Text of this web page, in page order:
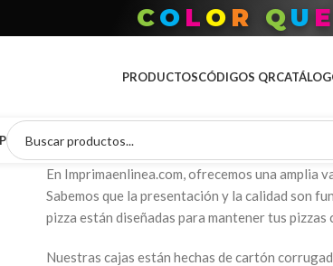
TODO P ARA
PRODUCTOSCÓDIGOS QR
En Imprimaenlinea.com, ofrecemos una amplia
Sabemos que la presentación y la calidad son
pizza están diseñadas para mantener tus
Nuestras cajas están hechas de cartón